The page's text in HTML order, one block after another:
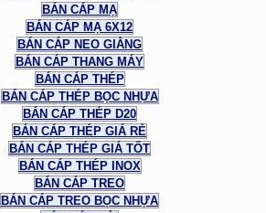
BÁN CÁP MẠ
BÁN CÁP MẠ 6X12
BÁN CÁP NEO GIẰNG
BÁN CÁP THANG MÁY
BÁN CÁP THÉP
BÁN CÁP THÉP BỌC NHỰA
BÁN CÁP THÉP D20
BÁN CÁP THÉP GIÁ RẺ
BÁN CÁP THÉP GIÁ TỐT
BÁN CÁP THÉP INOX
BÁN CÁP TREO
BÁN CÁP TREO BỌC NHỰA